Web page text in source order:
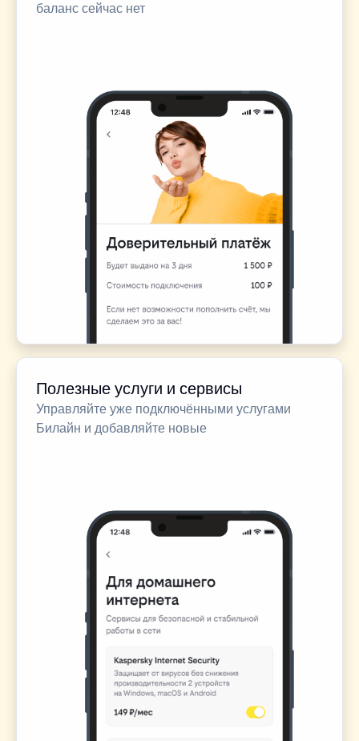
баланс сейчас нет
Полезные услуги и сервисы
Управляйте уже подключёнными услугами
Билайн и добавляйте новые